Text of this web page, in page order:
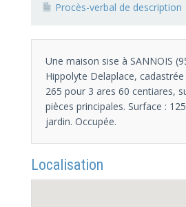
Procès-verbal de description
Une maison sise à SANNOIS
Hippolyte Delaplace,
265 pour 3 ares 60 centiares,
pièces principales. Surface :
jardin. Occupée.
Localisation